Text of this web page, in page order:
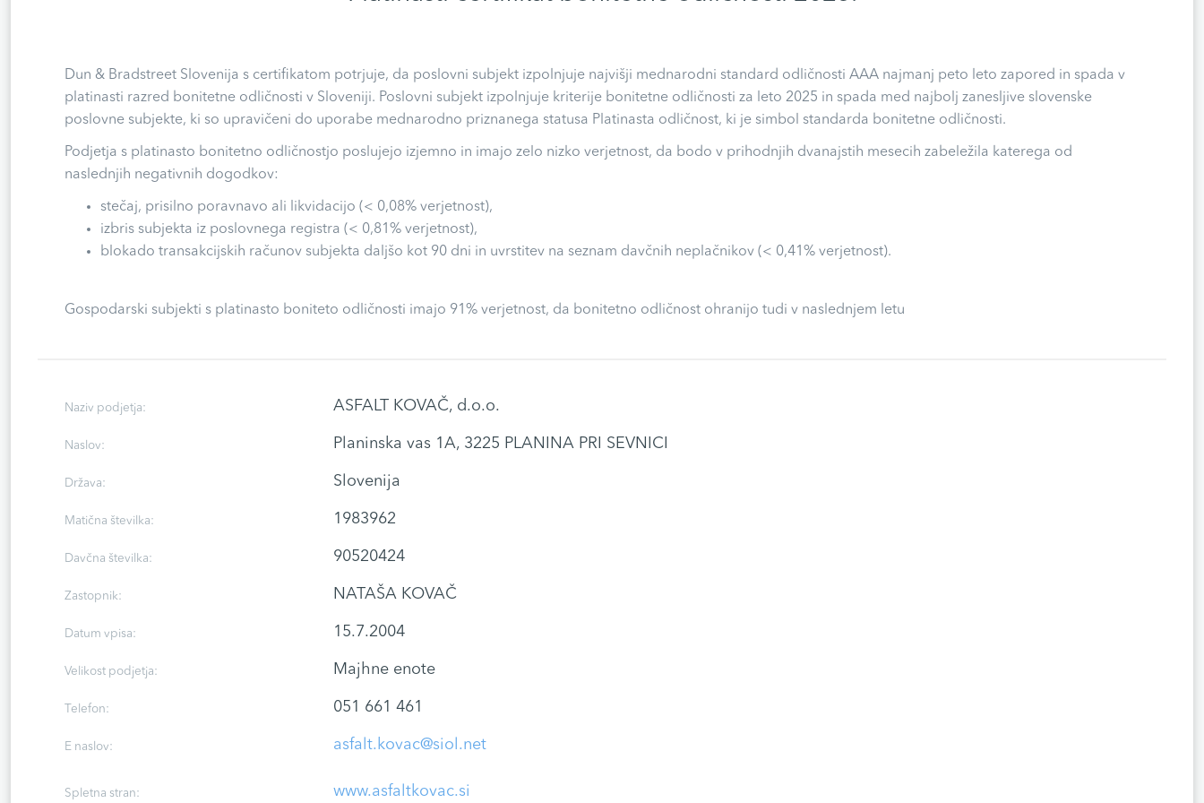
Dun & Bradstreet Slovenija s certifikatom potrjuje, da poslovni subjekt izpolnjuje najvišji mednarodni standard odličnosti AAA najmanj peto leto zapored in spada v
platinasti razred bonitetne odličnosti v Sloveniji. Poslovni subjekt izpolnjuje kriterije bonitetne odličnosti za leto 2025 in spada med najbolj zanesljive slovenske
poslovne subjekte, ki so upravičeni do uporabe mednarodno priznanega statusa Platinasta odličnost, ki je simbol standarda bonitetne odličnosti.
Podjetja s platinasto bonitetno odličnostjo poslujejo izjemno in imajo zelo nizko verjetnost, da bodo v prihodnjih dvanajstih mesecih zabeležila katerega od
naslednjih negativnih dogodkov:
stečaj, prisilno poravnavo ali likvidacijo (< 0,08% verjetnost),
izbris subjekta iz poslovnega registra (< 0,81% verjetnost),
blokado transakcijskih računov subjekta daljšo kot 90 dni in uvrstitev na seznam davčnih neplačnikov (< 0,41% verjetnost).
Gospodarski subjekti s platinasto boniteto odličnosti imajo 91% verjetnost, da bonitetno odličnost ohranijo tudi v naslednjem letu
Naziv podjetja: ASFALT KOVAČ, d.o.o.
Naslov: Planinska vas 1A, 3225 PLANINA PRI SEVNICI
Država: Slovenija
Matična številka: 1983962
Davčna številka: 90520424
Zastopnik: NATAŠA KOVAČ
Datum vpisa: 15.7.2004
Velikost podjetja: Majhne enote
Telefon: 051 661 461
E naslov: asfalt.kovac@siol.net
Spletna stran: www.asfaltkovac.si